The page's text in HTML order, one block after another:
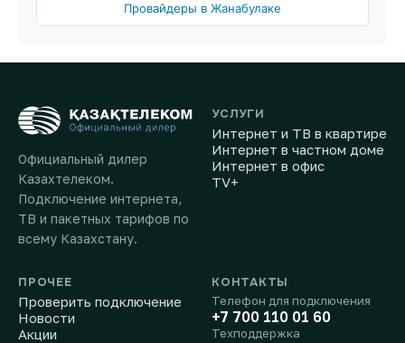
Провайдеры в Жанабулаке
Официальный дилер
Казахтелеком.
Подключение интернета,
ТВ и пакетных тарифов по
всему Казахстану.
УСЛУГИ
Интернет и ТВ в квартире
Интернет в частном доме
Интернет в офис
TV+
ПРОЧЕЕ
Проверить подключение
Новости
Акции
КОНТАКТЫ
Телефон для подключения
+7 700 110 01 60
Техподдержка